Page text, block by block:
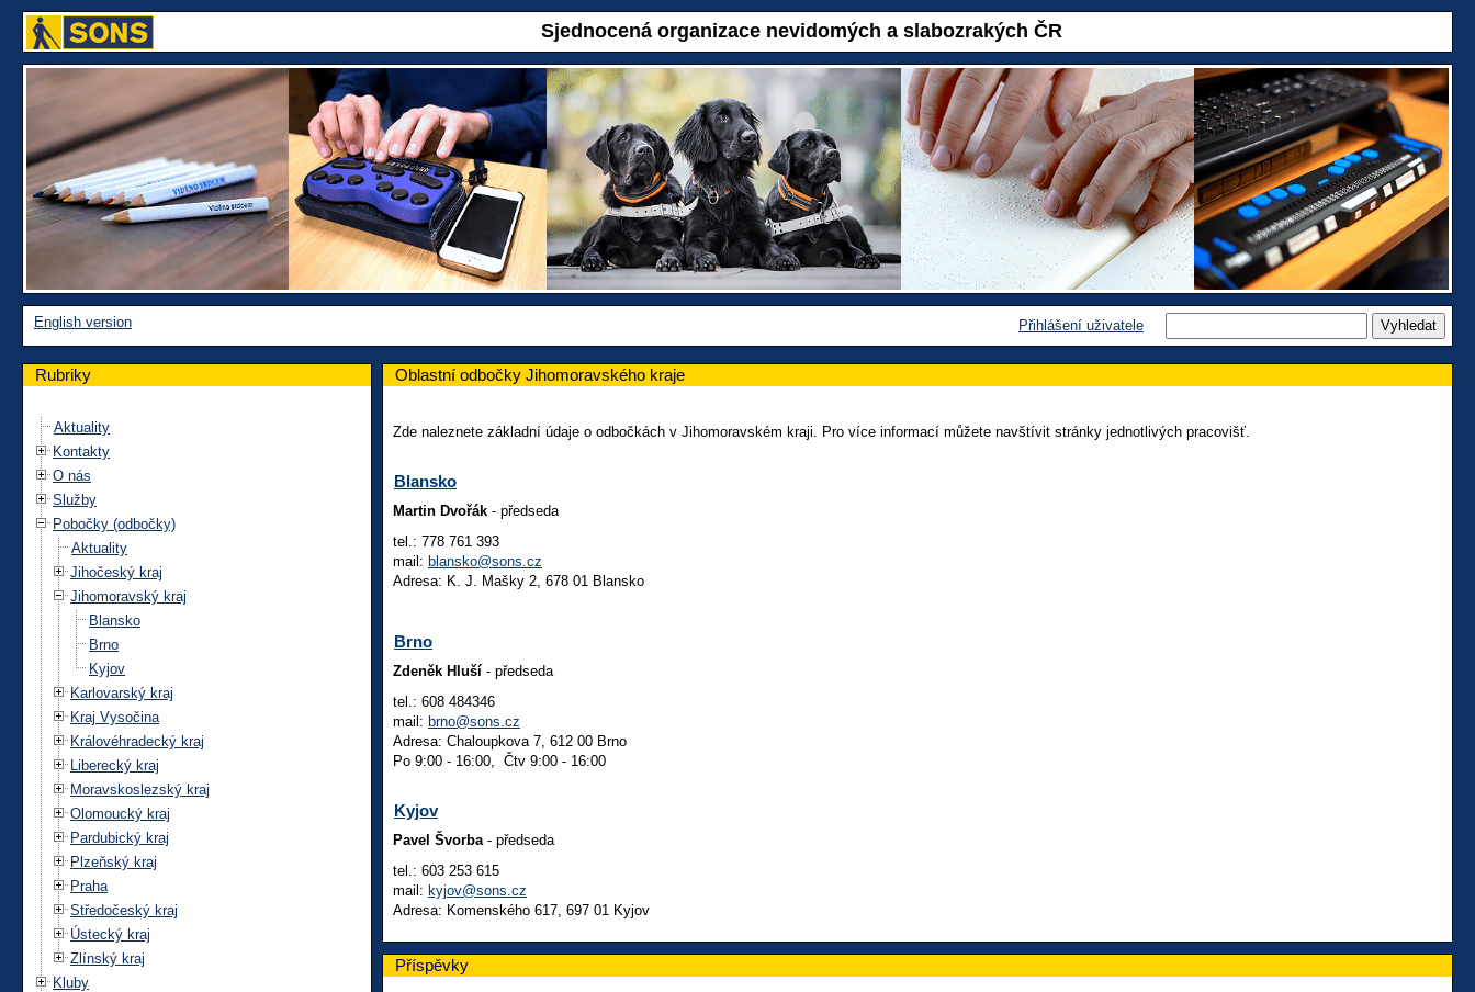
Sjednocená organizace nevidomých a slabozrakých ČR
English version Přihlášení uživatele
Rubriky
Aktuality
Kontakty
O nás
Služby
Pobočky (odbočky)
Aktuality
Jihočeský kraj
Jihomoravský kraj
Blansko
Brno
Kyjov
Karlovarský kraj
Kraj Vysočina
Královéhradecký kraj
Liberecký kraj
Moravskoslezský kraj
Olomoucký kraj
Pardubický kraj
Plzeňský kraj
Praha
Středočeský kraj
Ústecký kraj
Zlínský kraj
Kluby
Oblastní odbočky Jihomoravského kraje
Zde naleznete základní údaje o odbočkách v Jihomoravském kraji. Pro více informací můžete navštívit stránky jednotlivých pracovišť.
Blansko
Martin Dvořák - předseda
tel.: 778 761 393
mail: blansko@sons.cz
Adresa: K. J. Mašky 2, 678 01 Blansko
Brno
Zdeněk Hluší - předseda
tel.: 608 484346
mail: brno@sons.cz
Adresa: Chaloupkova 7, 612 00 Brno
Po 9:00 - 16:00, Čtv 9:00 - 16:00
Kyjov
Pavel Švorba - předseda
tel.: 603 253 615
mail: kyjov@sons.cz
Adresa: Komenského 617, 697 01 Kyjov
Příspěvky